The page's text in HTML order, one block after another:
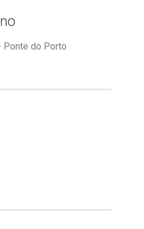
Ponte do Porto